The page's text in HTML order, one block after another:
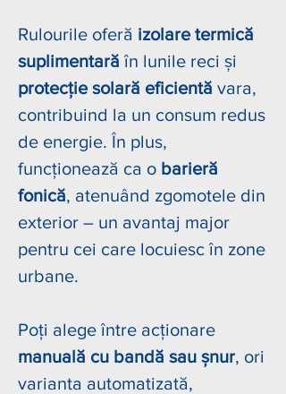
Rulourile oferă izolare termică
suplimentară în lunile reci și
protecție solară eficientă vara,
contribuind la un consum redus
de energie. În plus,
funcționează ca o barieră
fonică, atenuând zgomotele din
exterior – un avantaj major
pentru cei care locuiesc în zone
urbane.
Poți alege între acționare
manuală cu bandă sau șnur, ori
varianta automatizată,